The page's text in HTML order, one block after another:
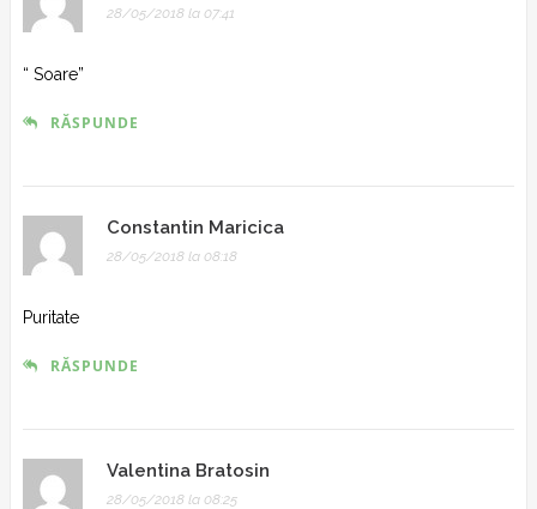
n
28/05/2018 la 07:41
“ Soare”
RĂSPUNDE
Constantin Maricica
28/05/2018 la 08:18
Puritate
RĂSPUNDE
Valentina Bratosin
28/05/2018 la 08:25